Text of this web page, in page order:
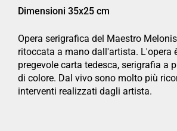
Dimensioni 35x25 cm
Opera serigrafica del Maestro
ritoccata a mano dall'artista. L'opera
pregevole carta tedesca, serigrafia a
di colore. Dal vivo sono molto più
interventi realizzati dagli artista.